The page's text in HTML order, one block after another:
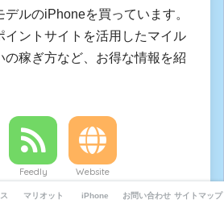
ルのiPhoneを買っています。
イントサイトを活用したマイル
の稼ぎ方など、お得な情報を紹
Feedly Website
マリオット iPhone お問い合わせ サイトマップ